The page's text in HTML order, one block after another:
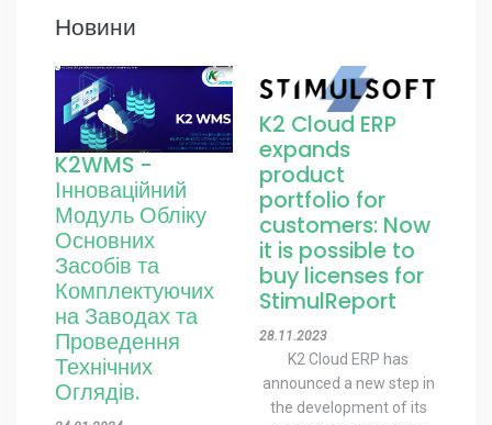
Новини
K2WMS -
Інноваційний
Модуль Обліку
Основних
Засобів та
Комплектуючих
на Заводах та
Проведення
Технічних
Оглядів.
K2 Cloud ERP
expands
product
portfolio for
customers: Now
it is possible to
buy licenses for
StimulReport
28.11.2023
K2 Cloud ERP has
announced a new step in
the development of its